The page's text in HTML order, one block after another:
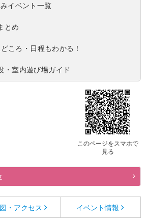
イベント一覧
とめ
ころ・日程もわかる！
・室内遊び場ガイド
このページをスマホで
見る
・アクセス イベント情報